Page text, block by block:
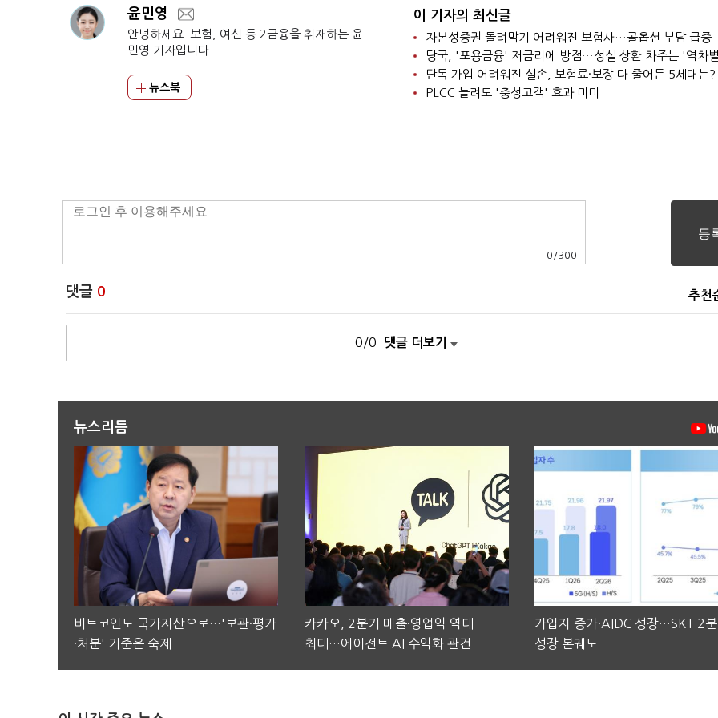
윤민영
안녕하세요. 보험, 여신 등 2금융을 취재하는 윤
민영 기자입니다.
뉴스북
이 기자의 최신글
자본성증권 돌려막기 어려워진 보험사…콜옵션 부담 급증
당국, '포용금융' 저금리에 방점…성실 상환 차주는 '역차
단독 가입 어려워진 실손, 보험료·보장 다 줄어든 5세대는?
PLCC 늘려도 '충성고객' 효과 미미
0 /300
댓글 0 추천
0/0 댓글 더보기
뉴스리듬
비트코인도 국가자산으로…'보관·평가
·처분' 기준은 숙제
카카오, 2분기 매출·영업익 역대
최대…에이전트 AI 수익화 관건
가입자 증가·AIDC 성장…SKT 2
성장 본궤도